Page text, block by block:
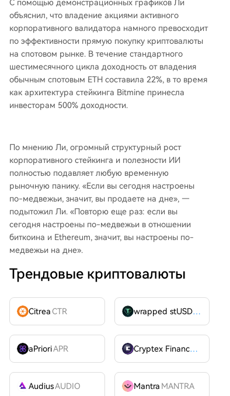
С помощью демонстрационных графиков Ли
объяснил, что владение акциями активного
корпоративного валидатора намного превосходит
по эффективности прямую покупку криптовалюты
на спотовом рынке. В течение стандартного
шестимесячного цикла доходность от владения
обычным спотовым ETH составила 22%, в то время
как архитектура стейкинга Bitmine принесла
инвесторам 500% доходности.
По мнению Ли, огромный структурный рост
корпоративного стейкинга и полезности ИИ
полностью подавляет любую временную
рыночную панику. «Если вы сегодня настроены
по-медвежьи, значит, вы продаете на дне», —
подытожил Ли. «Повторю еще раз: если вы
сегодня настроены по-медвежьи в отношении
биткоина и Ethereum, значит, вы настроены по-
медвежьи на дне».
Трендовые криптовалюты
CitreaCTR wrapped stUSDT
aPrioriAPR Cryptex FinanceCTX
AudiusAUDIO Mantra MANTRA